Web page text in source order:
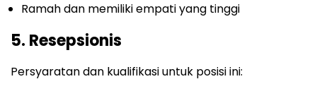
Ramah dan memiliki empati yang tinggi
5. Resepsionis
Persyaratan dan kualifikasi untuk posisi ini: